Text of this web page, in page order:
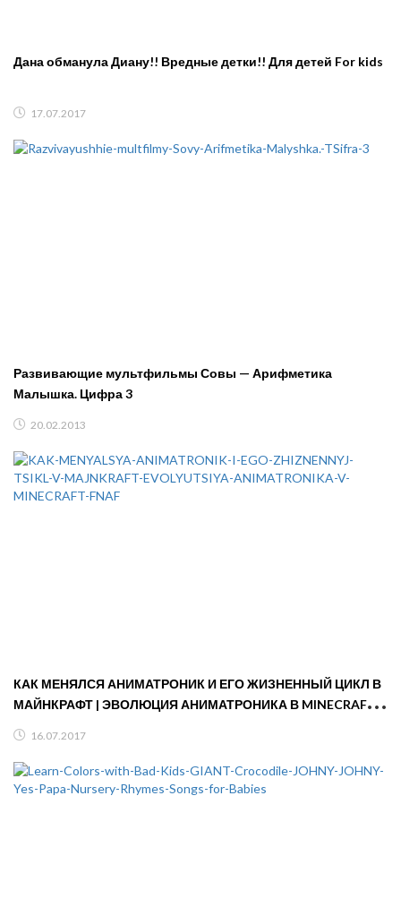
Дана обманула Диану!! Вредные детки!! Для детей For kids
17.07.2017
Развивающие мультфильмы Совы — Арифметика
Малышка. Цифра 3
20.02.2013
КАК МЕНЯЛСЯ АНИМАТРОНИК И ЕГО ЖИЗНЕННЫЙ ЦИКЛ В
МАЙНКРАФТ | ЭВОЛЮЦИЯ АНИМАТРОНИКА В MINECRAFT
16.07.2017